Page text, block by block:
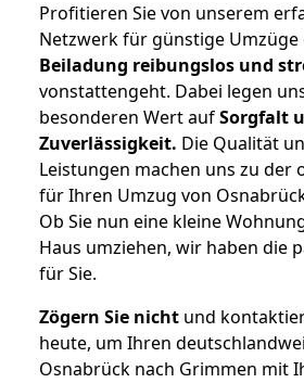
Profitieren Sie von unserem
Netzwerk für günstige Umzüge
Beiladung reibungslos und
vonstattengeht. Dabei legen
besonderen Wert aufSorgfalt
Zuverlässigkeit. Die Qualität
Leistungen machen uns zu der
für Ihren Umzug von
Ob Sie nun eine kleine
Haus umziehen, wir haben die
für Sie.
Zögern Sie nicht und
heute, um Ihren
Osnabrück nach Grimmen mit